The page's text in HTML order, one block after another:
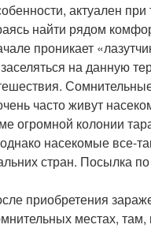
актуален при
найти рядом
проникает
на данную
часто живут
огромной колонии
насекомые все-
стран. Посылка
приобретения
местах,